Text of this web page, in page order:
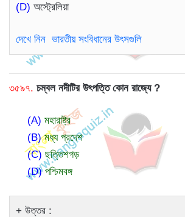
(D) অস্ট্রেলিয়া
দেখে নিন ভারতীয় সংবিধানের উৎসগুলি
৩৫৯৭. চম্বল নদীটির উৎপত্তি কোন রাজ্যে ?
(A) মহারাষ্ট্র
(B)মধ্য প্রদেশ
(C) ছত্তিশগড়
(D)পশ্চিমবঙ্গ
উত্তর :